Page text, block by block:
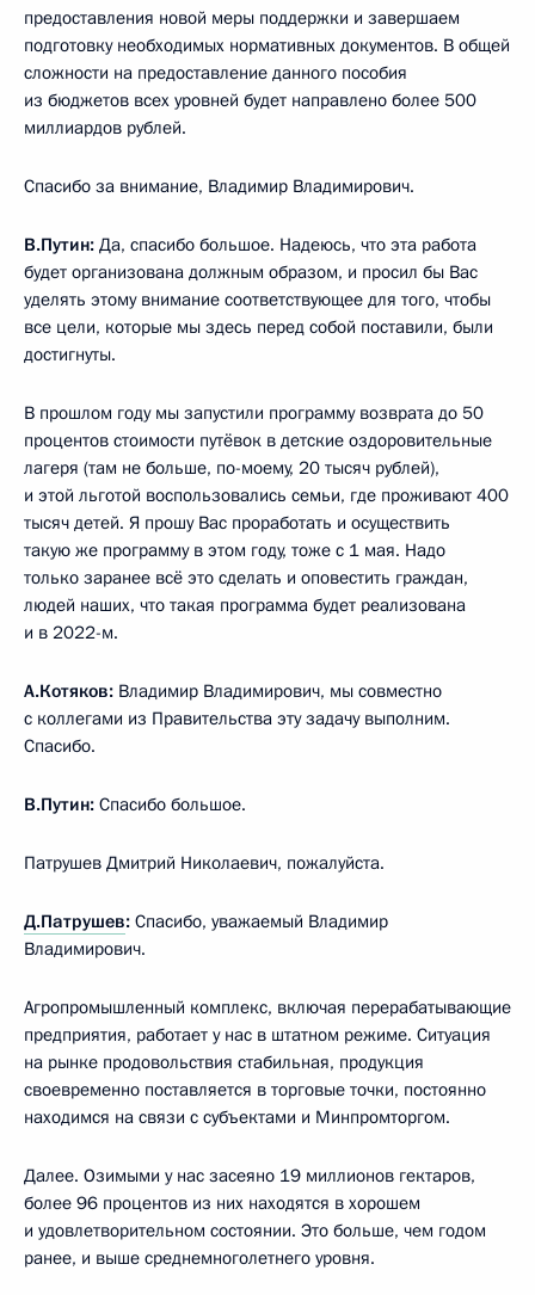
предоставления новой меры поддержки и завершаем
подготовку необходимых нормативных документов. В общей
сложности на предоставление данного пособия
из бюджетов всех уровней будет направлено более 500
миллиардов рублей.
Спасибо за внимание, Владимир Владимирович.
В.Путин: Да, спасибо большое. Надеюсь, что эта работа
будет организована должным образом, и просил бы Вас
уделять этому внимание соответствующее для того, чтобы
все цели, которые мы здесь перед собой поставили, были
достигнуты.
В прошлом году мы запустили программу возврата до 50
процентов стоимости путёвок в детские оздоровительные
лагеря (там не больше, по-моему, 20 тысяч рублей),
и этой льготой воспользовались семьи, где проживают 400
тысяч детей. Я прошу Вас проработать и осуществить
такую же программу в этом году, тоже с 1 мая. Надо
только заранее всё это сделать и оповестить граждан,
людей наших, что такая программа будет реализована
и в 2022-м.
А.Котяков: Владимир Владимирович, мы совместно
с коллегами из Правительства эту задачу выполним.
Спасибо.
В.Путин: Спасибо большое.
Патрушев Дмитрий Николаевич, пожалуйста.
Д.Патрушев: Спасибо, уважаемый Владимир
Владимирович.
Агропромышленный комплекс, включая перерабатывающие
предприятия, работает у нас в штатном режиме. Ситуация
на рынке продовольствия стабильная, продукция
своевременно поставляется в торговые точки, постоянно
находимся на связи с субъектами и Минпромторгом.
Далее. Озимыми у нас засеяно 19 миллионов гектаров,
более 96 процентов из них находятся в хорошем
и удовлетворительном состоянии. Это больше, чем годом
ранее, и выше среднемноголетнего уровня.